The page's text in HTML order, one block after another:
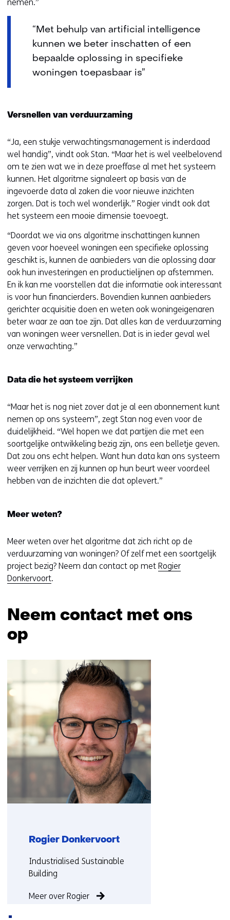
nemen.”
“Met behulp van artificial intelligence
kunnen we beter inschatten of een
bepaalde oplossing in specifieke
woningen toepasbaar is”
Versnellen van verduurzaming
“Ja, een stukje verwachtingsmanagement is inderdaad
wel handig”, vindt ook Stan. “Maar het is wel veelbelovend
om te zien wat we in deze proeffase al met het systeem
kunnen. Het algoritme signaleert op basis van de
ingevoerde data al zaken die voor nieuwe inzichten
zorgen. Dat is toch wel wonderlijk.” Rogier vindt ook dat
het systeem een mooie dimensie toevoegt.
“Doordat we via ons algoritme inschattingen kunnen
geven voor hoeveel woningen een specifieke oplossing
geschikt is, kunnen de aanbieders van die oplossing daar
ook hun investeringen en productielijnen op afstemmen.
En ik kan me voorstellen dat die informatie ook interessant
is voor hun financierders. Bovendien kunnen aanbieders
gerichter acquisitie doen en weten ook woningeigenaren
beter waar ze aan toe zijn. Dat alles kan de verduurzaming
van woningen weer versnellen. Dat is in ieder geval wel
onze verwachting.”
Data die het systeem verrijken
“Maar het is nog niet zover dat je al een abonnement kunt
nemen op ons systeem”, zegt Stan nog even voor de
duidelijkheid. “Wel hopen we dat partijen die met een
soortgelijke ontwikkeling bezig zijn, ons een belletje geven.
Dat zou ons echt helpen. Want hun data kan ons systeem
weer verrijken en zij kunnen op hun beurt weer voordeel
hebben van de inzichten die dat oplevert.”
Meer weten?
Meer weten over het algoritme dat zich richt op de
verduurzaming van woningen? Of zelf met een soortgelijk
project bezig? Neem dan contact op met Rogier
Donkervoort.
Neem contact met ons
op
over
(Neem
contact
met
ons
op)
Rogier Donkervoort
Functie:
Industrialised Sustainable
Building
Meer over Rogier